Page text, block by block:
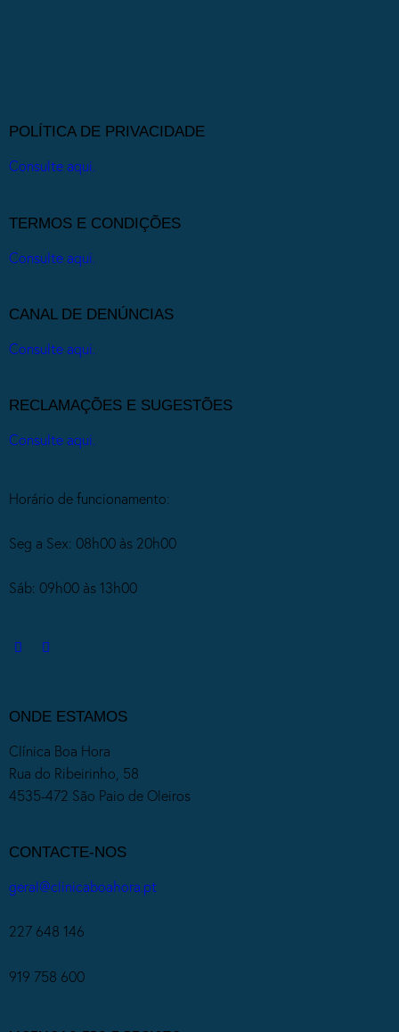
POLÍTICA DE PRIVACIDADE
Consulte aqui.
TERMOS E CONDIÇÕES
Consulte aqui.
CANAL DE DENÚNCIAS
Consulte aqui.
RECLAMAÇÕES E SUGESTÕES
Consulte aqui.
Horário de funcionamento:
Seg a Sex: 08h00 às 20h00
Sáb: 09h00 às 13h00
ONDE ESTAMOS
Clínica Boa Hora
Rua do Ribeirinho, 58
4535-472 São Paio de Oleiros
CONTACTE-NOS
geral@clinicaboahora.pt
227 648 146
919 758 600